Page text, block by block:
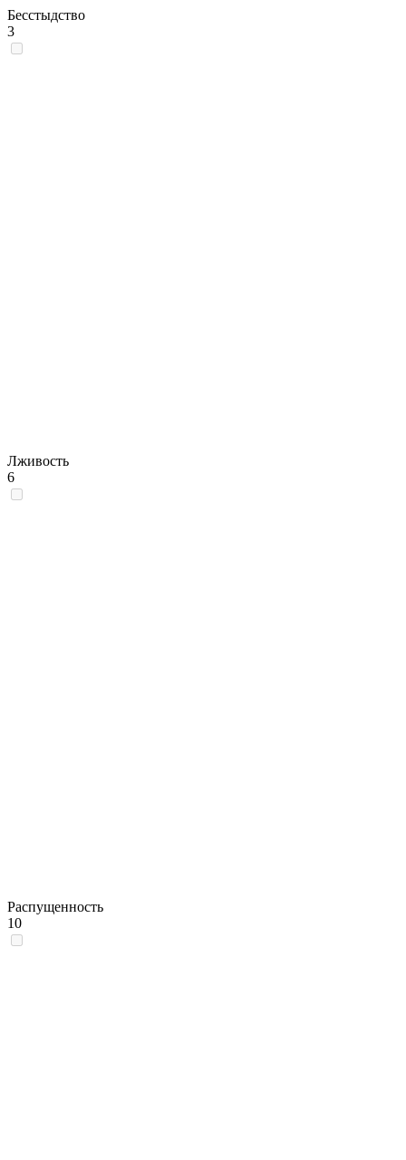
Бесстыдство
3
Лживость
6
Распущенность
10